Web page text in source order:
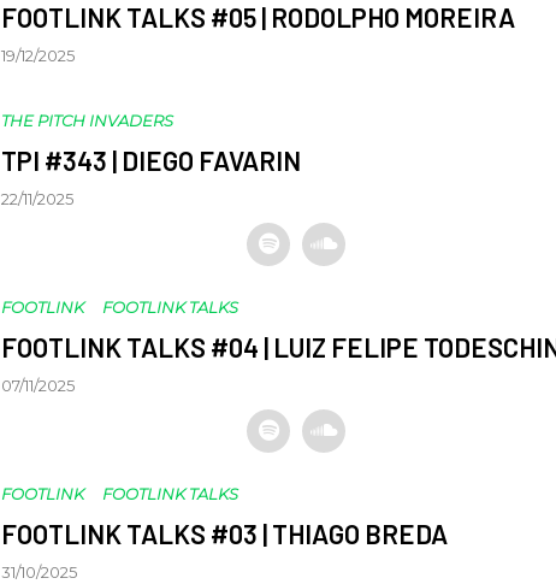
FOOTLINK TALKS #05 | RODOLPHO MOREIRA
19/12/2025
THE PITCH INVADERS
TPI #343 | DIEGO FAVARIN
22/11/2025
FOOTLINK FOOTLINK TALKS
FOOTLINK TALKS #04 | LUIZ FELIPE
07/11/2025
FOOTLINK FOOTLINK TALKS
FOOTLINK TALKS #03 | THIAGO BREDA
31/10/2025